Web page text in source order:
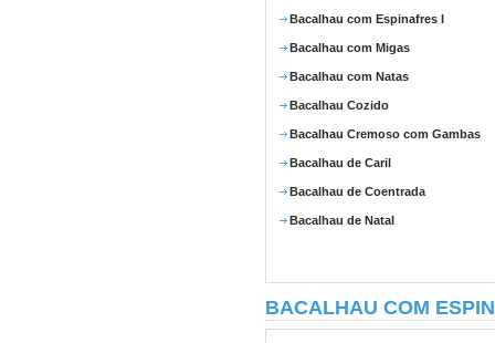
Bacalhau com Espinafres I
Bacalhau com Migas
Bacalhau com Natas
Bacalhau Cozido
Bacalhau Cremoso com Gambas
Bacalhau de Caril
Bacalhau de Coentrada
Bacalhau de Natal
BACALHAU COM